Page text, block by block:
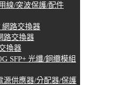
線/突波保護/配件
網路交換器
路交換器
換器
SFP+ 光纖/銅纜模組
源供應器/分配器/保護